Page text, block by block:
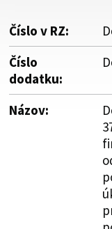
Číslo v RZ:
Číslo
dodatku:
Názov: